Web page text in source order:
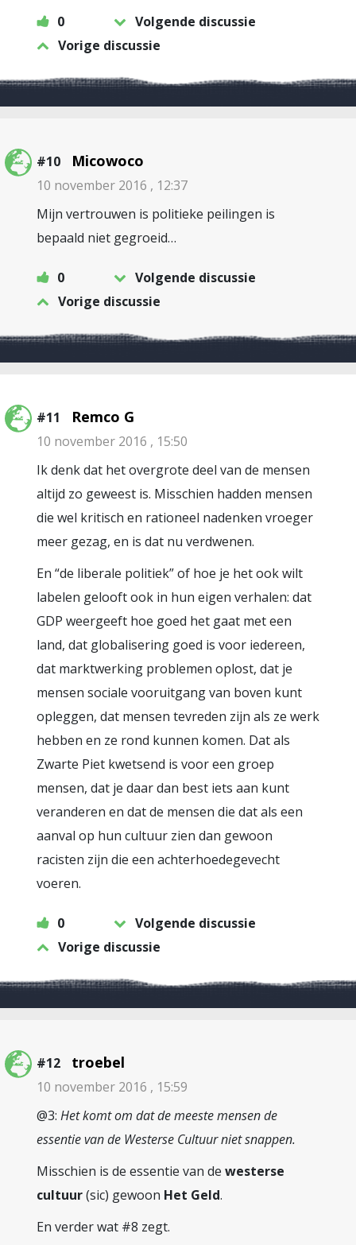
0
Volgende discussie
Vorige discussie
#10 Micowoco
10 november 2016 , 12:37
Mijn vertrouwen is politieke peilingen is
bepaald niet gegroeid…
0
Volgende discussie
Vorige discussie
#11 Remco G
10 november 2016 , 15:50
Ik denk dat het overgrote deel van de mensen
altijd zo geweest is. Misschien hadden mensen
die wel kritisch en rationeel nadenken vroeger
meer gezag, en is dat nu verdwenen.
En “de liberale politiek” of hoe je het ook wilt
labelen gelooft ook in hun eigen verhalen: dat
GDP weergeeft hoe goed het gaat met een
land, dat globalisering goed is voor iedereen,
dat marktwerking problemen oplost, dat je
mensen sociale vooruitgang van boven kunt
opleggen, dat mensen tevreden zijn als ze werk
hebben en ze rond kunnen komen. Dat als
Zwarte Piet kwetsend is voor een groep
mensen, dat je daar dan best iets aan kunt
veranderen en dat de mensen die dat als een
aanval op hun cultuur zien dan gewoon
racisten zijn die een achterhoedegevecht
voeren.
0
Volgende discussie
Vorige discussie
#12 troebel
10 november 2016 , 15:59
@3: Het komt om dat de meeste mensen de
essentie van de Westerse Cultuur niet snappen.
Misschien is de essentie van de westerse
cultuur(sic) gewoon Het Geld.
En verder wat #8 zegt.